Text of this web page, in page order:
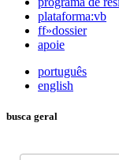
plataforma:vb
ff»dossier
apoie
português
english
busca geral